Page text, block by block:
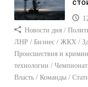
Новости дня /
ЛНР / Бизнес / ЖКХ /
Происшествия и
технологии /
Власть / Команды /